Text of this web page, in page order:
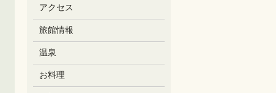
アクセス
旅館情報
温泉
お料理